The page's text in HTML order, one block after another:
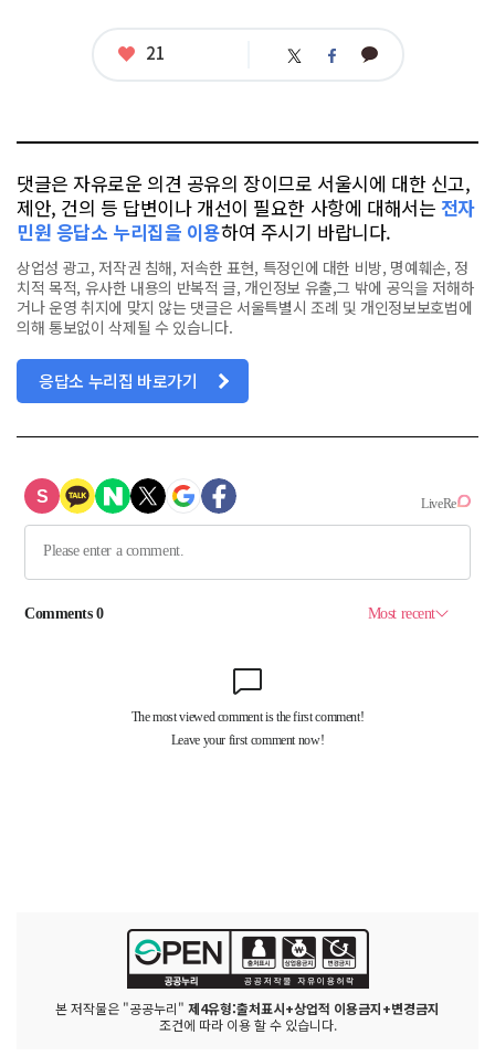
좋
21 트 페 카
댓글은 자유로운 의견 공유의 장이므로 서울시에 대한 신고,
제안, 건의 등 답변이나 개선이 필요한 사항에 대해서는 전자
민원 응답소 누리집을 이용하여 주시기 바랍니다.
상업성 광고, 저작권 침해, 저속한 표현, 특정인에 대한 비방, 명예훼손, 정
치적 목적, 유사한 내용의 반복적 글, 개인정보 유출,그 밖에 공익을 저해하
거나 운영 취지에 맞지 않는 댓글은 서울특별시 조례 및 개인정보보호법에
의해 통보없이 삭제될 수 있습니다.
응답소 누리집 바로가기
본 저작물은 "공공누리" 제4유형:출처표시+상업적 이용금지+변경금지
조건에 따라 이용 할 수 있습니다.